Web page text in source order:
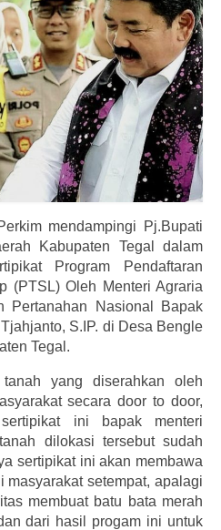
mendampingi Pj.Bupati
Kabupaten Tegal dalam
Program Pendaftaran
(PTSL) Oleh Menteri Agraria
Pertanahan Nasional Bapak
S.IP. di Desa Bengle
Tegal.
yang diserahkan oleh
secara door to door,
ini bapak menteri
dilokasi tersebut sudah
sertipikat ini akan membawa
masyarakat setempat, apalagi
membuat batu bata merah
dari hasil progam ini untuk